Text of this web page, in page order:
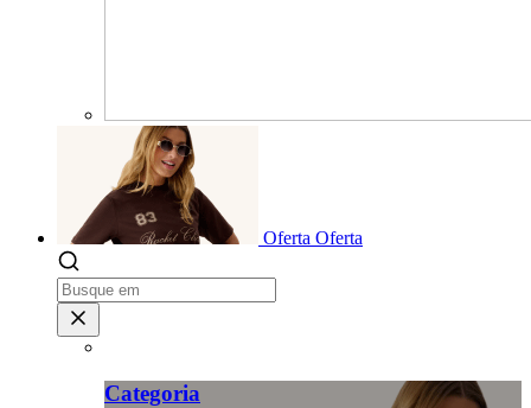
Oferta Oferta
Categoria